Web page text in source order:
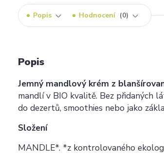
Popis Hodnocení 0
Popis
Jemný mandlový krém z
mandlí v BIO kvalitě. Bez přidaných
do dezertů, smoothies nebo jako
Složení
MANDLE*. *z kontrolovaného